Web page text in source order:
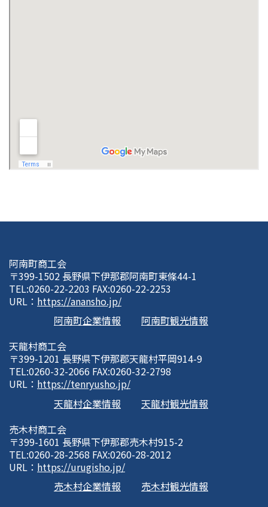
阿南町商工会
〒399-1502 長野県下伊那郡阿南町東條44-1
TEL:0260-22-2203 FAX:0260-22-2253
URL： https://anansho.jp/
阿南町企業情報
阿南町観光情報
天龍村商工会
〒399-1201 長野県下伊那郡天龍村平岡914-9
TEL:0260-32-2066 FAX:0260-32-2798
URL： https://tenryusho.jp/
天龍村企業情報
天龍村観光情報
売木村商工会
〒399-1601 長野県下伊那郡売木村915-2
TEL:0260-28-2568 FAX:0260-28-2012
URL： https://urugisho.jp/
売木村企業情報
売木村観光情報